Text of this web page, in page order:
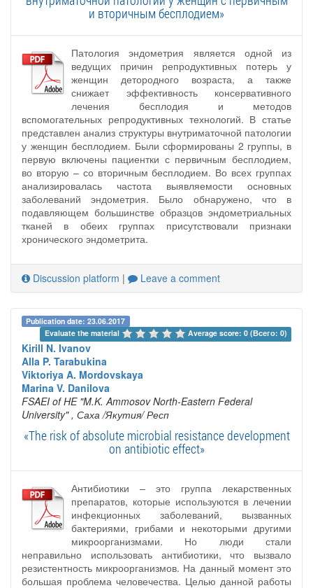
и вторичным бесплодием»
Патология эндометрия является одной из
ведущих причин репродуктивных потерь у
женщин детородного возраста, а также
снижает эффективность консервативного
лечения бесплодия и методов
вспомогательных репродуктивных технологий. В статье
представлен анализ структуры внутриматочной патологии
у женщин бесплодием. Были сформированы 2 группы, в
первую включены пациентки с первичным бесплодием,
во вторую – со вторичным бесплодием. Во всех группах
анализировалась частота выявляемости основных
заболеваний эндометрия. Было обнаружено, что в
подавляющем большинстве образцов эндометриальных
тканей в обеих группах присутствовали признаки
хронического эндометрита.
Discussion platform | Leave a comment
Publication date: 23.06.2017
Evaluate the material
Average score: 0 (Всего: 0)
Kirill N. Ivanov
Alla P. Tarabukina
Viktoriya A. Mordovskaya
Marina V. Danilova
FSAEI of HE "M.K. Ammosov North-Eastern Federal
University" , Саха /Якутия/ Респ
«The risk of absolute microbial resistance development
on antibiotic effect»
Антибиотики – это группа лекарственных
препаратов, которые используются в лечении
инфекционных заболеваний, вызванных
бактериями, грибами и некоторыми другими
микроорганизмами. Но люди стали
неправильно использовать антибиотики, что вызвало
резистентность микроорганизмов. На данный момент это
большая проблема человечества. Целью данной работы